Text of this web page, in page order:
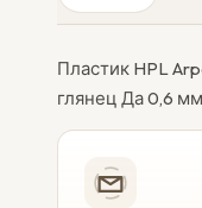
Пластик HPL
глянец Да 0,6